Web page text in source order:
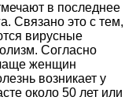
в последнее
Связано это с тем,
вирусные
Согласно
женщин
возникает у
около 50 лет или